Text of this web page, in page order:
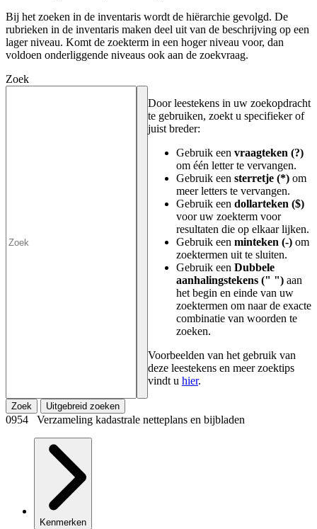
Bij het zoeken in de inventaris wordt de hiërarchie gevolgd. De
rubrieken in de inventaris maken deel uit van de beschrijving op een
lager niveau. Komt de zoekterm in een hoger niveau voor, dan
voldoen onderliggende niveaus ook aan de zoekvraag.
Zoek
Door leestekens in uw zoekopdracht
te gebruiken, zoekt u specifieker of
juist breder:
Gebruik een vraagteken (?)
om één letter te vervangen.
Gebruik een sterretje (*) om
meer letters te vervangen.
Gebruik een dollarteken ($)
voor uw zoekterm voor
resultaten die op elkaar lijken.
Gebruik een minteken (-) om
zoektermen uit te sluiten.
Gebruik een Dubbele
aanhalingstekens (" ") aan
het begin en einde van uw
zoektermen om naar de exacte
combinatie van woorden te
zoeken.
Voorbeelden van het gebruik van
deze leestekens en meer zoektips
vindt u hier.
Zoek Uitgebreid zoeken
0954 Verzameling kadastrale netteplans en bijbladen
Kenmerken